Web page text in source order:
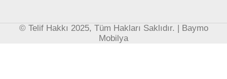
© Telif Hakkı 2025, Tüm Hakları Saklıdır. | Baymo
Mobilya